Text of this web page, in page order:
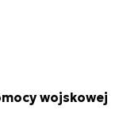
wojskowej